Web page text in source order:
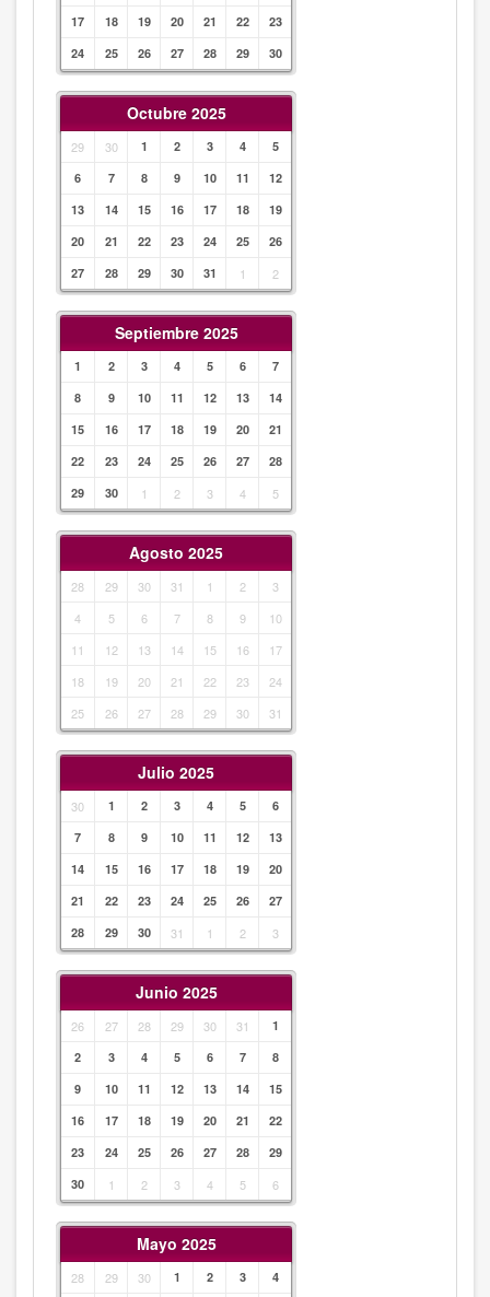
17
18 19 20 21 22
23
24
25 26 27 28 29 30
Octubre 2025
29 30 1 2 3 4
5
6
7 8 9 10 11
12
13
14 15 16 17 18
19
20
21 22 23 24 25
26
27
28 29 30 31 1 2
Septiembre 2025
1 2 3 4 5 6
7
8
9 10 11 12 13
14
15
16 17 18 19 20
21
22
23 24 25 26 27
28
29
30 1 2 3 4 5
Agosto 2025
28 29 30 31 1 2
3
4
5 6 7 8 9
10
11
12 13 14 15 16
17
18
19 20 21 22 23
24
25
26 27 28 29 30 31
Julio 2025
30 1 2 3 4 5
6
7
8 9 10 11 12
13
14
15 16 17 18 19
20
21
22 23 24 25 26
27
28
29 30 31 1 2 3
Junio 2025
26 27 28 29 30 31
1
2
3 4 5 6 7
8
9
10 11 12 13 14
15
16
17 18 19 20 21
22
23
24 25 26 27 28
29
30
1 2 3 4 5 6
Mayo 2025
28 29 30 1 2 3 4